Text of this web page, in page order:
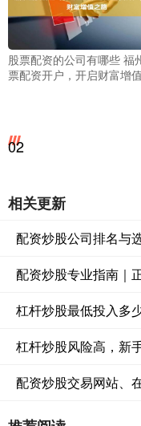
股票配资的公司有哪些 福
票配资开户，开启财富增
02
相关更新
配资炒股公司排名与
配资炒股专业指南｜
杠杆炒股最低投入多
杠杆炒股风险高，新
配资炒股交易网站、